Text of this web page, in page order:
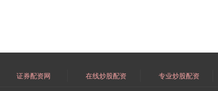
证券配资网 在线炒股配资 专业炒股配资